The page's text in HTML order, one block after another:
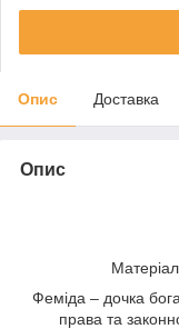
Опис Доставка
Опис
Феміда – дочка
права та